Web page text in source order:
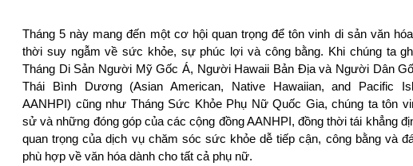
Tháng 5 này mang đến một cơ hội quan trọng để tôn vinh di sản văn
thời suy ngẫm về sức khỏe, sự phúc lợi và công bằng. Khi chúng ta
Tháng Di Sản Người Mỹ Gốc Á, Người Hawaii Bản Địa và Người Dân
Thái Bình Dương (Asian American, Native Hawaiian, and Pacific
AANHPI) cũng như Tháng Sức Khỏe Phụ Nữ Quốc Gia, chúng ta tôn
sử và những đóng góp của các cộng đồng AANHPI, đồng thời tái khẳng
quan trọng của dịch vụ chăm sóc sức khỏe dễ tiếp cận, công bằng và
phù hợp về văn hóa dành cho tất cả phụ nữ.